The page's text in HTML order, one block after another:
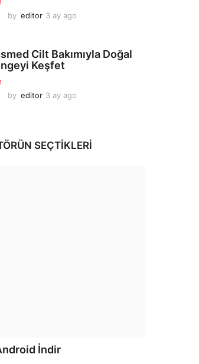
by editor 3 ay ago
g
Cilt Bakımıyla Doğal
Keşfet
by editor 3 ay ago
g
o
SEÇTIKLERI
İndir